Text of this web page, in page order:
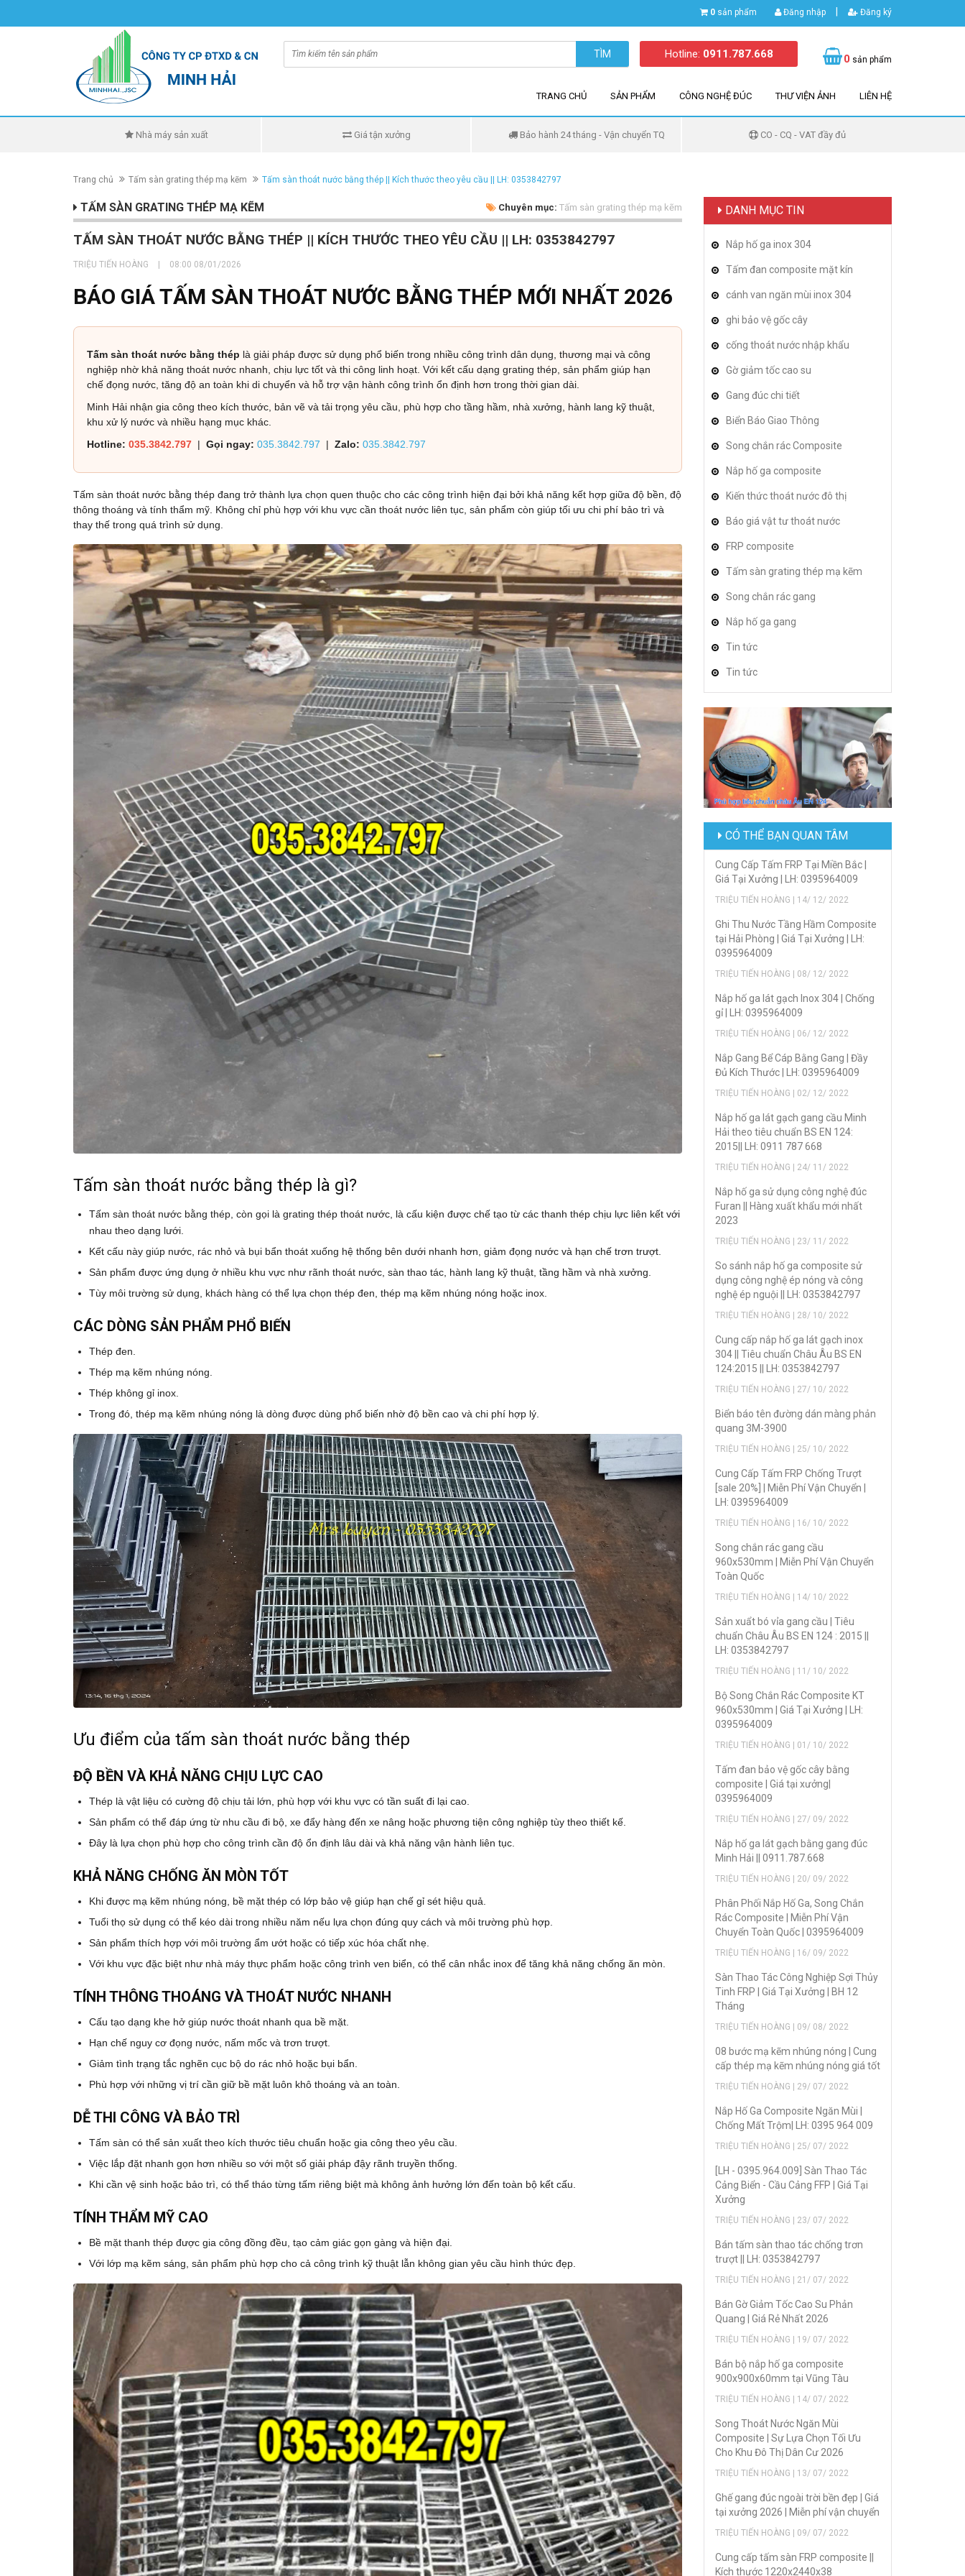
0 sản phẩm Đăng nhập Đăng ký
TÌM Hotline: 0911.787.668 0 sản phẩm
TRANG CHỦ SẢN PHẨM CÔNG NGHỆ ĐÚC THƯ VIỆN ẢNH LIÊN HỆ
Nhà máy sản xuất Giá tận xưởng Bảo hành 24 tháng - Vận chuyển TQ CO - CQ - VAT đầy đủ
Trang chủ Tấm sàn grating thép mạ kẽm Tấm sàn thoát nước bằng thép || Kích thước theo yêu cầu || LH: 0353842797
TẤM SÀN GRATING THÉP MẠ KẼM Chuyên mục: Tấm sàn grating thép mạ kẽm
TẤM SÀN THOÁT NƯỚC BẰNG THÉP || KÍCH THƯỚC THEO YÊU CẦU || LH: 0353842797
TRIỆU TIẾN HOÀNG 08:00 08/01/2026
BÁO GIÁ TẤM SÀN THOÁT NƯỚC BẰNG THÉP MỚI NHẤT 2026
Tấm sàn thoát nước bằng thép là giải pháp được sử dụng phổ biến trong nhiều công trình dân dụng, thương mại và công
nghiệp nhờ khả năng thoát nước nhanh, chịu lực tốt và thi công linh hoạt. Với kết cấu dạng grating thép, sản phẩm giúp hạn
chế đọng nước, tăng độ an toàn khi di chuyển và hỗ trợ vận hành công trình ổn định hơn trong thời gian dài.
Minh Hải nhận gia công theo kích thước, bản vẽ và tải trọng yêu cầu, phù hợp cho tầng hầm, nhà xưởng, hành lang kỹ thuật,
khu xử lý nước và nhiều hạng mục khác.
Hotline: 035.3842.797 | Gọi ngay: 035.3842.797 | Zalo: 035.3842.797
Tấm sàn thoát nước bằng thép đang trở thành lựa chọn quen thuộc cho các công trình hiện đại bởi khả năng kết hợp giữa độ bền, độ
thông thoáng và tính thẩm mỹ. Không chỉ phù hợp với khu vực cần thoát nước liên tục, sản phẩm còn giúp tối ưu chi phí bảo trì và
thay thế trong quá trình sử dụng.
Tấm sàn thoát nước bằng thép là gì?
Tấm sàn thoát nước bằng thép, còn gọi là grating thép thoát nước, là cấu kiện được chế tạo từ các thanh thép chịu lực liên kết với
nhau theo dạng lưới.
Kết cấu này giúp nước, rác nhỏ và bụi bẩn thoát xuống hệ thống bên dưới nhanh hơn, giảm đọng nước và hạn chế trơn trượt.
Sản phẩm được ứng dụng ở nhiều khu vực như rãnh thoát nước, sàn thao tác, hành lang kỹ thuật, tầng hầm và nhà xưởng.
Tùy môi trường sử dụng, khách hàng có thể lựa chọn thép đen, thép mạ kẽm nhúng nóng hoặc inox.
CÁC DÒNG SẢN PHẨM PHỔ BIẾN
Thép đen.
Thép mạ kẽm nhúng nóng.
Thép không gỉ inox.
Trong đó, thép mạ kẽm nhúng nóng là dòng được dùng phổ biến nhờ độ bền cao và chi phí hợp lý.
Ưu điểm của tấm sàn thoát nước bằng thép
ĐỘ BỀN VÀ KHẢ NĂNG CHỊU LỰC CAO
Thép là vật liệu có cường độ chịu tải lớn, phù hợp với khu vực có tần suất đi lại cao.
Sản phẩm có thể đáp ứng từ nhu cầu đi bộ, xe đẩy hàng đến xe nâng hoặc phương tiện công nghiệp tùy theo thiết kế.
Đây là lựa chọn phù hợp cho công trình cần độ ổn định lâu dài và khả năng vận hành liên tục.
KHẢ NĂNG CHỐNG ĂN MÒN TỐT
Khi được mạ kẽm nhúng nóng, bề mặt thép có lớp bảo vệ giúp hạn chế gỉ sét hiệu quả.
Tuổi thọ sử dụng có thể kéo dài trong nhiều năm nếu lựa chọn đúng quy cách và môi trường phù hợp.
Sản phẩm thích hợp với môi trường ẩm ướt hoặc có tiếp xúc hóa chất nhẹ.
Với khu vực đặc biệt như nhà máy thực phẩm hoặc công trình ven biển, có thể cân nhắc inox để tăng khả năng chống ăn mòn.
TÍNH THÔNG THOÁNG VÀ THOÁT NƯỚC NHANH
Cấu tạo dạng khe hở giúp nước thoát nhanh qua bề mặt.
Hạn chế nguy cơ đọng nước, nấm mốc và trơn trượt.
Giảm tình trạng tắc nghẽn cục bộ do rác nhỏ hoặc bụi bẩn.
Phù hợp với những vị trí cần giữ bề mặt luôn khô thoáng và an toàn.
DỄ THI CÔNG VÀ BẢO TRÌ
Tấm sàn có thể sản xuất theo kích thước tiêu chuẩn hoặc gia công theo yêu cầu.
Việc lắp đặt nhanh gọn hơn nhiều so với một số giải pháp đậy rãnh truyền thống.
Khi cần vệ sinh hoặc bảo trì, có thể tháo từng tấm riêng biệt mà không ảnh hưởng lớn đến toàn bộ kết cấu.
TÍNH THẨM MỸ CAO
Bề mặt thanh thép được gia công đồng đều, tạo cảm giác gọn gàng và hiện đại.
Với lớp mạ kẽm sáng, sản phẩm phù hợp cho cả công trình kỹ thuật lẫn không gian yêu cầu hình thức đẹp.
DANH MỤC TIN
Nắp hố ga inox 304
Tấm đan composite mặt kín
cánh van ngăn mùi inox 304
ghi bảo vệ gốc cây
cống thoát nước nhập khẩu
Gờ giảm tốc cao su
Gang đúc chi tiết
Biển Báo Giao Thông
Song chắn rác Composite
Nắp hố ga composite
Kiến thức thoát nước đô thị
Báo giá vật tư thoát nước
FRP composite
Tấm sàn grating thép mạ kẽm
Song chắn rác gang
Nắp hố ga gang
Tin tức
Tin tức
CÓ THỂ BẠN QUAN TÂM
Cung Cấp Tấm FRP Tại Miền Bắc |
Giá Tại Xưởng | LH: 0395964009
TRIỆU TIẾN HOÀNG | 14/ 12/ 2022
Ghi Thu Nước Tầng Hầm Composite
tại Hải Phòng | Giá Tại Xưởng | LH:
0395964009
TRIỆU TIẾN HOÀNG | 08/ 12/ 2022
Nắp hố ga lát gạch Inox 304 | Chống
gỉ | LH: 0395964009
TRIỆU TIẾN HOÀNG | 06/ 12/ 2022
Nắp Gang Bể Cáp Bằng Gang | Đầy
Đủ Kích Thước | LH: 0395964009
TRIỆU TIẾN HOÀNG | 02/ 12/ 2022
Nắp hố ga lát gạch gang cầu Minh
Hải theo tiêu chuẩn BS EN 124:
2015|| LH: 0911 787 668
TRIỆU TIẾN HOÀNG | 24/ 11/ 2022
Nắp hố ga sử dụng công nghệ đúc
Furan || Hàng xuất khẩu mới nhất
2023
TRIỆU TIẾN HOÀNG | 23/ 11/ 2022
So sánh nắp hố ga composite sử
dụng công nghệ ép nóng và công
nghệ ép nguội || LH: 0353842797
TRIỆU TIẾN HOÀNG | 28/ 10/ 2022
Cung cấp nắp hố ga lát gạch inox
304 || Tiêu chuẩn Châu Âu BS EN
124:2015 || LH: 0353842797
TRIỆU TIẾN HOÀNG | 27/ 10/ 2022
Biển báo tên đường dán màng phản
quang 3M-3900
TRIỆU TIẾN HOÀNG | 25/ 10/ 2022
Cung Cấp Tấm FRP Chống Trượt
[sale 20%] | Miễn Phí Vận Chuyển |
LH: 0395964009
TRIỆU TIẾN HOÀNG | 16/ 10/ 2022
Song chắn rác gang cầu
960x530mm | Miễn Phí Vận Chuyển
Toàn Quốc
TRIỆU TIẾN HOÀNG | 14/ 10/ 2022
Sản xuẩt bó vỉa gang cầu | Tiêu
chuẩn Châu Âu BS EN 124 : 2015 ||
LH: 0353842797
TRIỆU TIẾN HOÀNG | 11/ 10/ 2022
Bộ Song Chắn Rác Composite KT
960x530mm | Giá Tại Xưởng | LH:
0395964009
TRIỆU TIẾN HOÀNG | 01/ 10/ 2022
Tấm đan bảo vệ gốc cây bằng
composite | Giá tại xưởng|
0395964009
TRIỆU TIẾN HOÀNG | 27/ 09/ 2022
Nắp hố ga lát gạch bằng gang đúc
Minh Hải || 0911.787.668
TRIỆU TIẾN HOÀNG | 20/ 09/ 2022
Phân Phối Nắp Hố Ga, Song Chắn
Rác Composite | Miễn Phí Vận
Chuyển Toàn Quốc | 0395964009
TRIỆU TIẾN HOÀNG | 16/ 09/ 2022
Sàn Thao Tác Công Nghiệp Sợi Thủy
Tinh FRP | Giá Tại Xưởng | BH 12
Tháng
TRIỆU TIẾN HOÀNG | 09/ 08/ 2022
08 bước mạ kẽm nhúng nóng | Cung
cấp thép mạ kẽm nhúng nóng giá tốt
TRIỆU TIẾN HOÀNG | 29/ 07/ 2022
Nắp Hố Ga Composite Ngăn Mùi |
Chống Mất Trộm| LH: 0395 964 009
TRIỆU TIẾN HOÀNG | 25/ 07/ 2022
[LH - 0395.964.009] Sàn Thao Tác
Cảng Biển - Cầu Cảng FFP | Giá Tại
Xưởng
TRIỆU TIẾN HOÀNG | 23/ 07/ 2022
Bán tấm sàn thao tác chống trơn
trượt || LH: 0353842797
TRIỆU TIẾN HOÀNG | 21/ 07/ 2022
Bán Gờ Giảm Tốc Cao Su Phản
Quang | Giá Rẻ Nhất 2026
TRIỆU TIẾN HOÀNG | 19/ 07/ 2022
Bán bộ nắp hố ga composite
900x900x60mm tại Vũng Tàu
TRIỆU TIẾN HOÀNG | 14/ 07/ 2022
Song Thoát Nước Ngăn Mùi
Composite | Sự Lựa Chọn Tối Ưu
Cho Khu Đô Thị Dân Cư 2026
TRIỆU TIẾN HOÀNG | 13/ 07/ 2022
Ghế gang đúc ngoài trời bền đẹp | Giá
tại xưởng 2026 | Miễn phí vận chuyển
TRIỆU TIẾN HOÀNG | 09/ 07/ 2022
Cung cấp tấm sàn FRP composite ||
Kích thước 1220x2440x38